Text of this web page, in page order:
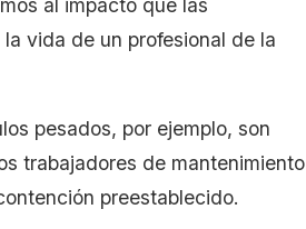
al impacto que las
vida de un profesional de la
pesados, por ejemplo, son
trabajadores de mantenimiento
preestablecido.